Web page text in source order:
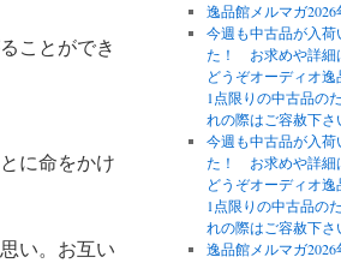
ことができ
に命をかけ
い。お互い
逸品館メルマガ2026
今週も中古品が入荷
た！ お求めや詳細
どうぞオーディオ
1点限りの中古品の
れの際はご容赦下さ
今週も中古品が入荷
た！ お求めや詳細
どうぞオーディオ
1点限りの中古品の
れの際はご容赦下さ
逸品館メルマガ2026